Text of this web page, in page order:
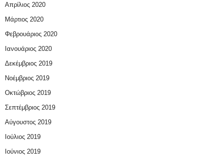
Απρίλιος 2020
Μάρτιος 2020
Φεβρουάριος 2020
Ιανουάριος 2020
Δεκέμβριος 2019
Νοέμβριος 2019
Οκτώβριος 2019
Σεπτέμβριος 2019
Αύγουστος 2019
Ιούλιος 2019
Ιούνιος 2019